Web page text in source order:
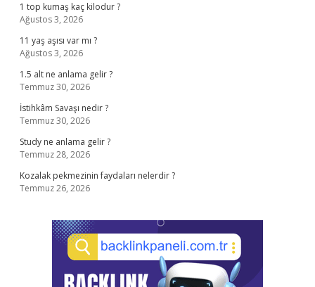
1 top kumaş kaç kilodur ?
Ağustos 3, 2026
11 yaş aşısı var mı ?
Ağustos 3, 2026
1.5 alt ne anlama gelir ?
Temmuz 30, 2026
İstihkâm Savaşı nedir ?
Temmuz 30, 2026
Study ne anlama gelir ?
Temmuz 28, 2026
Kozalak pekmezinin faydaları nelerdir ?
Temmuz 26, 2026